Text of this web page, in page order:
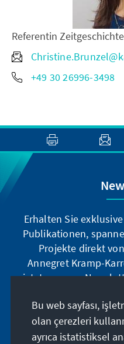
Referentin Zeitgeschichte
+49 30 26996-3498
Erhalten Sie
Publikationen,
Projekte direkt
Annegret Kramp-
jetzt unseren
Jetzt
Bu web sayfası,
olan çerezleri
ayrıca istatistiksel